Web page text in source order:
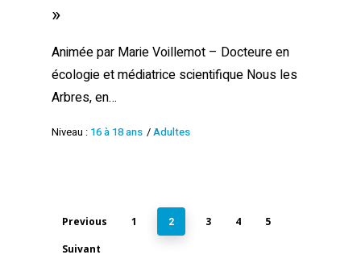
»
Animée par Marie Voillemot – Docteure en
écologie et médiatrice scientifique Nous les
Arbres, en…
Niveau : 16 à 18 ans /Adultes
Previous 1 2 3 4
5
Suivant